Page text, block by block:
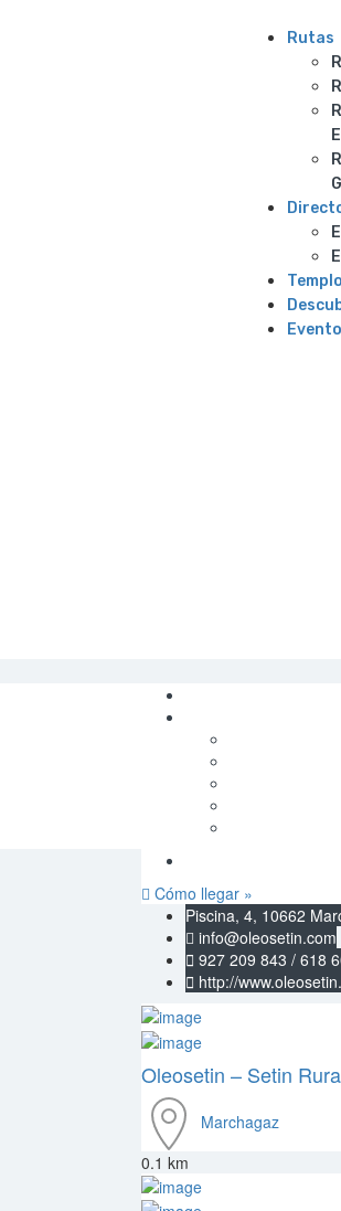
Rutas
Cómo llegar »
Piscina, 4, 10662
info@oleosetin.com
927 209 843 / 618
http://
Oleosetin – Setin
Marchagaz
0.1 km